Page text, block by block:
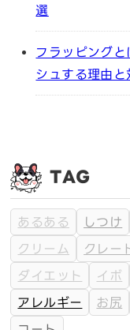
選
フラッピング
シュする理由と
TAG
あるある しつけ
クリーム
クレー
ダイエット
イボ
アレルギー
お尻